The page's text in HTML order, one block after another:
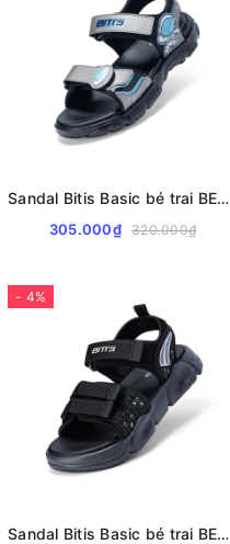
Sandal Bitis Basic bé trai BEB007700
305.000₫ 320.000₫
- 4%
Sandal Bitis Basic bé trai BEB008200